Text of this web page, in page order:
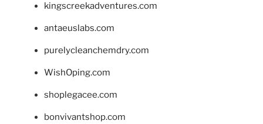
kingscreekadventures.com
antaeuslabs.com
purelycleanchemdry.com
WishOping.com
shoplegacee.com
bonvivantshop.com